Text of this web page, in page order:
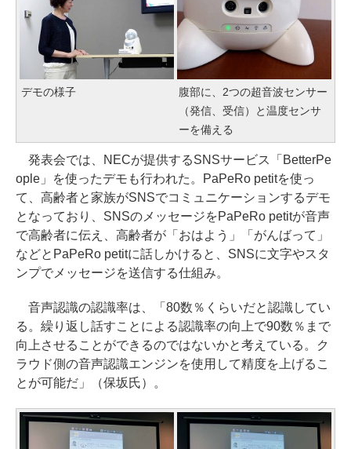
デモの様子
腹部に、2つの超音波センサー
（発信、受信）と温度センサ
ーを備える
発表会では、NECが提供するSNSサービス「BetterPe
ople」を使ったデモも行われた。PaPeRo petitを使っ
て、高齢者と家族がSNSでコミュニケーションするデモ
となっており、SNSのメッセージをPaPeRo petitが音声
で高齢者に伝え、高齢者が「おはよう」「がんばって」
などとPaPeRo petitに話しかけると、SNSに文字やスタ
ンプでメッセージを送信する仕組み。
音声認識の認識率は、「80数％くらいだと認識してい
る。繰り返し話すことによる認識率の向上で90数％まで
向上させることができるのではないかと考えている。ク
ラウド側の音声認識エンジンを使用して精度を上げるこ
とが可能だ」（保坂氏）。